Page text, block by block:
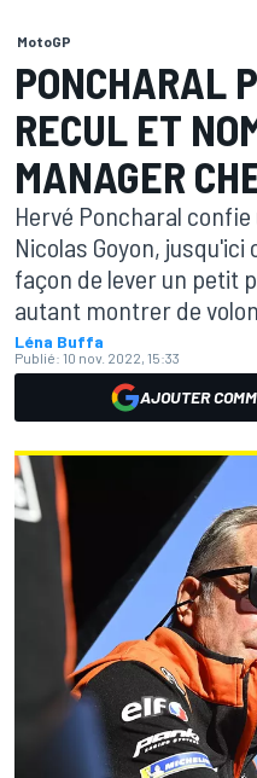
MotoGP
PONCHARAL
RECUL ET
MANAGER
Hervé Poncharal
Nicolas Goyon,
façon de lever un petit
autant montrer de
Léna Buffa
Publié: 10 nov. 2022, 15:33
AJOUTER